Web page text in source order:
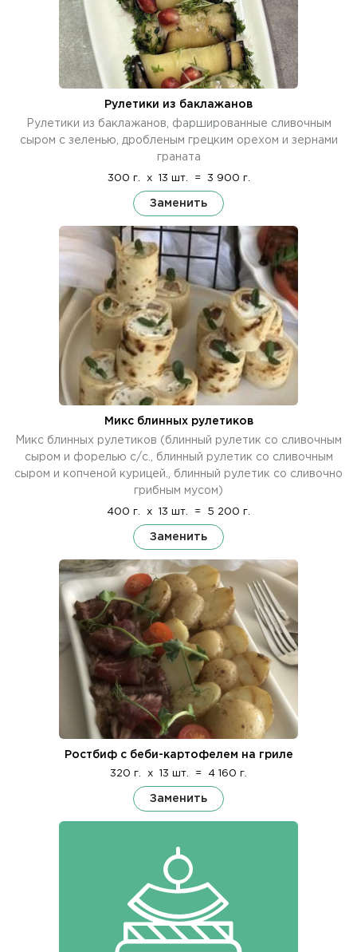
Рулетики из баклажанов
Рулетики из баклажанов, фаршированные сливочным
сыром с зеленью, дробленым грецким орехом и зернами
граната
300 г. x 13 шт. = 3 900 г.
Заменить
Микс блинных рулетиков
Микс блинных рулетиков (блинный рулетик со сливочным
сыром и форелью с/с., блинный рулетик со сливочным
сыром и копченой курицей., блинный рулетик со сливочно
грибным мусом)
400 г. x 13 шт. = 5 200 г.
Заменить
Ростбиф с беби-картофелем на гриле
320 г. x 13 шт. = 4 160 г.
Заменить